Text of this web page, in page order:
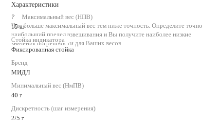
Характеристики
?
Чем больше максимальный вес тем ниже точность. Определите точно
наибольший предел взвешивания и Вы получите наиболее низкие
значения погрешности для Ваших весов.
Максимальный вес (НПВ)
15 кг
Стойка индикатора
Фиксированная стойка
Бренд
МИДЛ
Минимальный вес (НмПВ)
40 г
Дискретность (шаг измерения)
2/5 г